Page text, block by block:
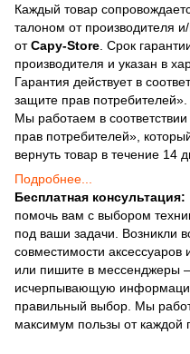
Каждый товар
талоном от производителя
отCapy-Store. Срок
производителя и указан в
Гарантия действует в
защите прав потребителей».
Мы работаем в
прав потребителей»,
вернуть товар в течение 14
Подробнее...
Бесплатная консультация:
помочь вам с выбором
под ваши задачи. Возникли
совместимости
или пишите в мессенджеры
исчерпывающую
правильный выбор. Мы
максимум пользы от каждой